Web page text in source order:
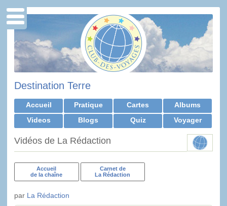
Destination Terre
Accueil Pratique Cartes
Albums
Videos
Blogs Quiz Voyager
Vidéos de La Rédaction
Accueil
de la chaîne
Carnet de
La Rédaction
par La Rédaction